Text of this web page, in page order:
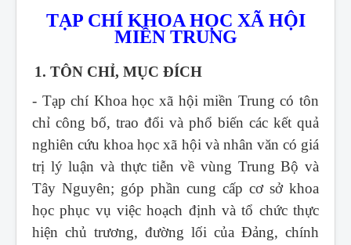
TẠP CHÍ KHOA HỌC XÃ HỘI
MIỀN TRUNG
1. TÔN CHỈ, MỤC ĐÍCH
- Tạp chí Khoa học xã hội miền Trung có tôn
chỉ công bố, trao đổi và phổ biến các kết quả
nghiên cứu khoa học xã hội và nhân văn có giá
trị lý luận và thực tiễn về vùng Trung Bộ và
Tây Nguyên; góp phần cung cấp cơ sở khoa
học phục vụ việc hoạch định và tổ chức thực
hiện chủ trương, đường lối của Đảng, chính